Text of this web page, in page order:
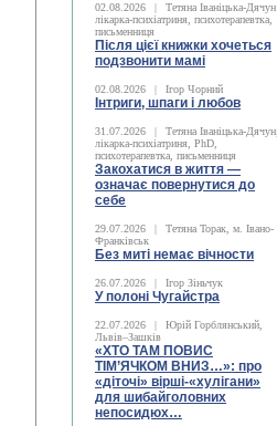
02.08.2026 |
Тетяна Іваніцька-Дячун
лікарка-психіатриня, психотерапевтка,
письменниця
Після цієї книжки хочеться
подзвонити мамі
02.08.2026 | Ігор Чорний
Інтриги, шпаги і любов
31.07.2026 |
Тетяна Іваніцька-Дячун,
лікарка-психіатриня, PhD,
психотерапевтка, письменниця
Закохатися в життя —
означає повернутися до
себе
29.07.2026 |
Тетяна Торак, м. Івано-
Франківськ
Без миті немає вічности
26.07.2026 | Ігор Зіньчук
У полоні Чугайстра
22.07.2026 |
Юрій Горблянський,
Львів–Зашків
«ХТО ТАМ ПОВИС
ТІМ’ЯЧКОМ ВНИЗ…»: про
«діточі» вірші-«хулігани»
для шибайголовних
непосидюх…